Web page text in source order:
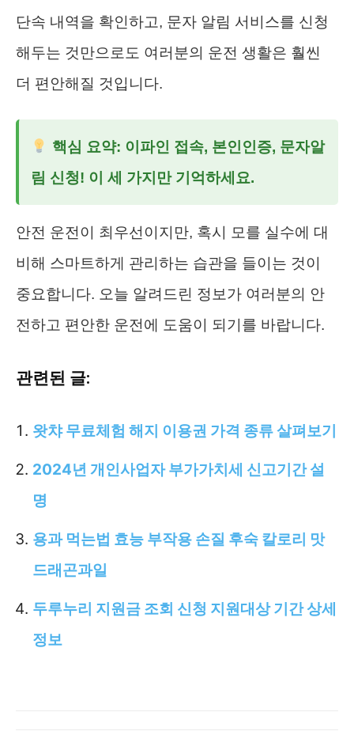
단속 내역을 확인하고, 문자 알림 서비스를 신청
해두는 것만으로도 여러분의 운전 생활은 훨씬
더 편안해질 것입니다.
핵심 요약: 이파인 접속, 본인인증, 문자알
림 신청! 이 세 가지만 기억하세요.
안전 운전이 최우선이지만, 혹시 모를 실수에 대
비해 스마트하게 관리하는 습관을 들이는 것이
중요합니다. 오늘 알려드린 정보가 여러분의 안
전하고 편안한 운전에 도움이 되기를 바랍니다.
관련된 글:
왓챠 무료체험 해지 이용권 가격 종류 살펴보기
2024년 개인사업자 부가가치세 신고기간 설
명
용과 먹는법 효능 부작용 손질 후숙 칼로리 맛
드래곤과일
두루누리 지원금 조회 신청 지원대상 기간 상세
정보